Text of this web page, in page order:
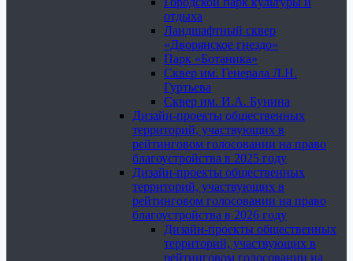
отдыха
Ландшафтный сквер
«Дворянское гнездо»
Парк «Ботаника»
Сквер им. Генерала Л.Н.
Гуртьева
Сквер им. И.А. Бунина
Дизайн-проекты общественных
территорий, участвующих в
рейтинговом голосовании на право
благоустройства в 2025 году
Дизайн-проекты общественных
территорий, участвующих в
рейтинговом голосовании на право
благоустройства в 2026 году
Дизайн-проекты общественных
территорий, участвующих в
рейтинговом голосовании на